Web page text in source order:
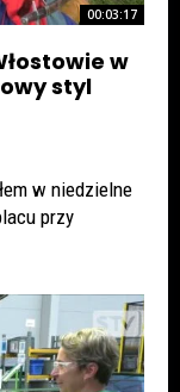
00:03:17
w
styl
w niedzielne
przy